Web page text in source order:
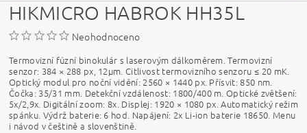
HIKMICRO HABROK HH35L
Neohodnoceno
Termovizní fúzní binokulár s laserovým dálkoměrem. Termovizní
senzor: 384 × 288 px, 12μm. Citlivost termovizního senzoru ≤ 20 mK.
Optický modul pro noční vidění: 2560 × 1440 px. Přísvit: 850 nm.
Čočka: 35/31 mm. Detekční vzdálenost: 1800/400 m. Optické zvětšení:
5x/2,9x. Digitální zoom: 8x. Displej: 1920 × 1080 px. Automatický režim
spánku. Výdrž baterie: 6 hod. Napájení: 2x Li-ion baterie 18650. Menu
i návod v češtině a slovenštině.